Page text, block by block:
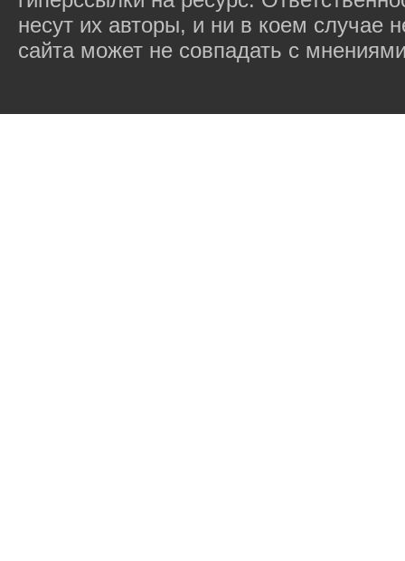
несут их авторы, и ни в коем случае
сайта может не совпадать с